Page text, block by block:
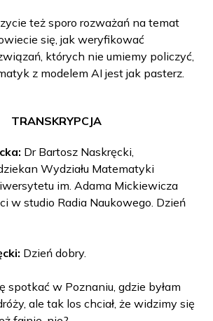
też sporo rozważań na temat
się, jak weryfikować
których nie umiemy policzyć,
z modelem AI jest jak pasterz.
TRANSKRYPCJA
Dr Bartosz Naskręcki,
Wydziału Matematyki
im. Adama Mickiewicza
w studio Radia Naukowego. Dzień
Dzień dobry.
spotkać w Poznaniu, gdzie byłam
ale tak los chciał, że widzimy się